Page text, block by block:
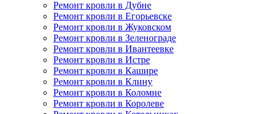
Ремонт кровли в Дубне
Ремонт кровли в Егорьевске
Ремонт кровли в Жуковском
Ремонт кровли в Зеленограде
Ремонт кровли в Ивантеевке
Ремонт кровли в Истре
Ремонт кровли в Кашире
Ремонт кровли в Клину
Ремонт кровли в Коломне
Ремонт кровли в Королеве